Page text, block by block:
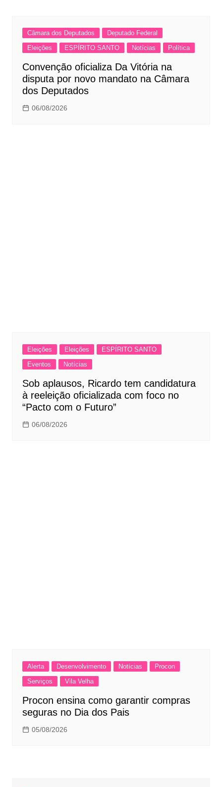
Câmara dos Deputados
Deputado Federal
Eleições
ESPÍRITO SANTO Notícias Política
Convenção oficializa Da Vitória na
disputa por novo mandato na Câmara
dos Deputados
06/08/2026
Eleições Eleições
ESPÍRITO SANTO
Eventos
Notícias
Sob aplausos, Ricardo tem candidatura
à reeleição oficializada com foco no
“Pacto com o Futuro”
06/08/2026
Alerta Desenvolvimento Notícias
Procon
Serviços
Vila Velha
Procon ensina como garantir compras
seguras no Dia dos Pais
05/08/2026